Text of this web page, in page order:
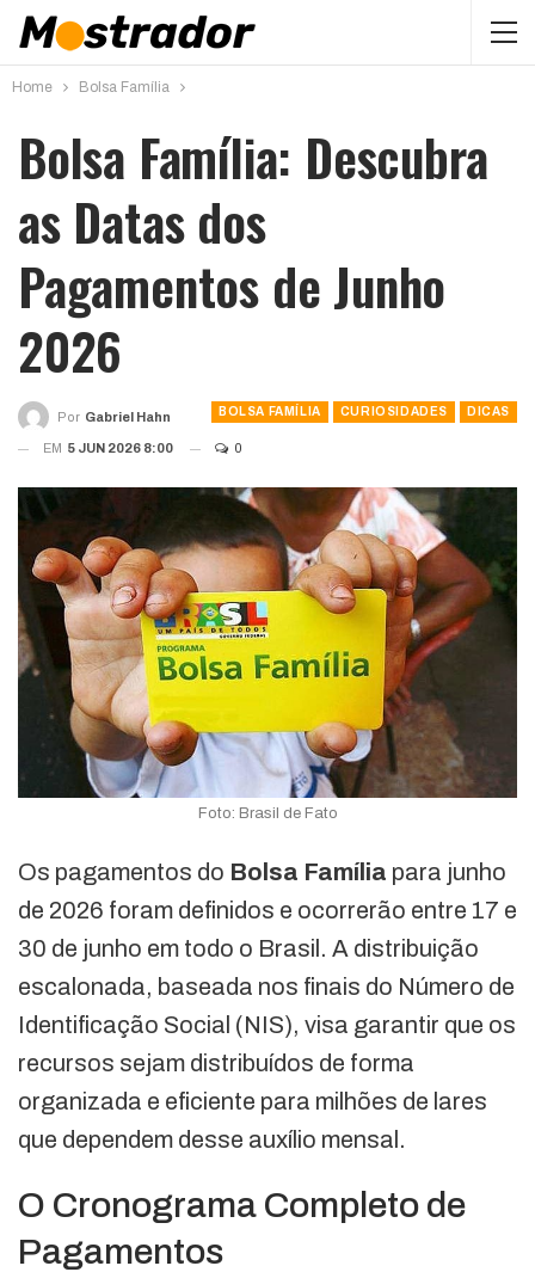
Home Bolsa Família
Bolsa Família: Descubra
as Datas dos
Pagamentos de Junho
2026
BOLSA FAMÍLIA CURIOSIDADES DICAS
Por Gabriel Hahn
EM 5 JUN 2026 8:00 0
Foto: Brasil de Fato
Os pagamentos do Bolsa Família para junho
de 2026 foram definidos e ocorrerão entre 17 e
30 de junho em todo o Brasil. A distribuição
escalonada, baseada nos finais do Número de
Identificação Social (NIS), visa garantir que os
recursos sejam distribuídos de forma
organizada e eficiente para milhões de lares
que dependem desse auxílio mensal.
O Cronograma Completo de
Pagamentos